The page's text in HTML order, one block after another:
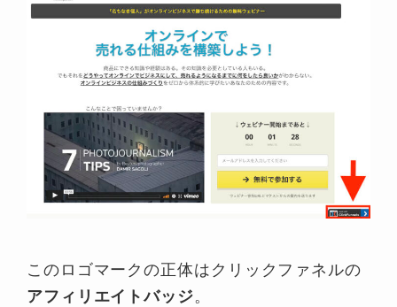
このロゴマークの正体はクリックファネルの
アフィリエイトバッジ。